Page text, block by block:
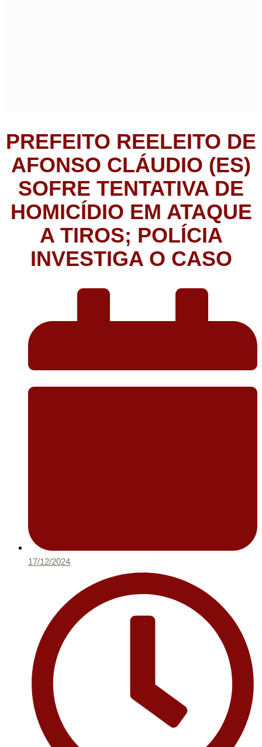
PREFEITO REELEITO DE
AFONSO CLÁUDIO (ES)
SOFRE TENTATIVA DE
HOMICÍDIO EM ATAQUE
A TIROS; POLÍCIA
INVESTIGA O CASO
17/12/2024